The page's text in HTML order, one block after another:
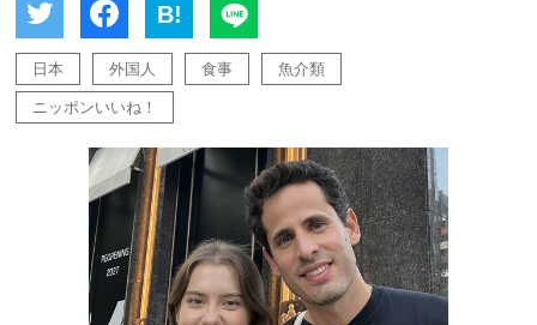
B!
日本 外国人 食事 魚介類
ニッポンいいね！